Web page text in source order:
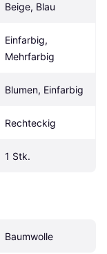
Beige, Blau
Einfarbig,
Mehrfarbig
Blumen, Einfarbig
Rechteckig
1 Stk.
Baumwolle